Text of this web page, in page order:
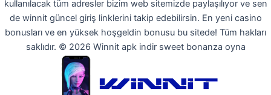
kullanılacak tüm adresler bizim web sitemizde paylaşılıyor ve sen
de winnit güncel giriş linklerini takip edebilirsin. En yeni casino
bonusları ve en yüksek hoşgeldin bonusu bu sitede! Tüm hakları
saklıdır. © 2026 Winnit apk indir sweet bonanza oyna